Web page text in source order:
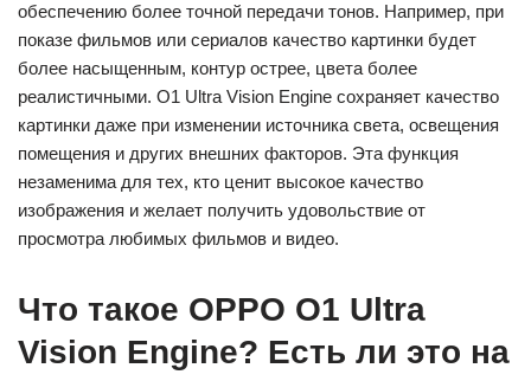
обеспечению более точной передачи тонов. Например, при
показе фильмов или сериалов качество картинки будет
более насыщенным, контур острее, цвета более
реалистичными. O1 Ultra Vision Engine сохраняет качество
картинки даже при изменении источника света, освещения
помещения и других внешних факторов. Эта функция
незаменима для тех, кто ценит высокое качество
изображения и желает получить удовольствие от
просмотра любимых фильмов и видео.
Что такое OPPO O1 Ultra
Vision Engine? Есть ли это на